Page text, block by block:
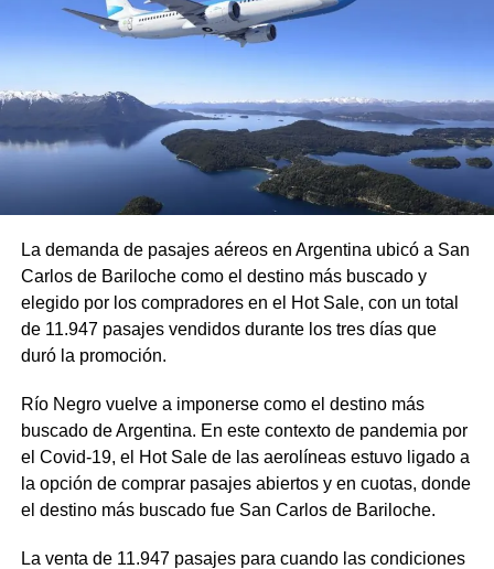
La demanda de pasajes aéreos en Argentina ubicó a San
Carlos de Bariloche como el destino más buscado y
elegido por los compradores en el Hot Sale, con un total
de 11.947 pasajes vendidos durante los tres días que
duró la promoción.
Río Negro vuelve a imponerse como el destino más
buscado de Argentina. En este contexto de pandemia por
el Covid-19, el Hot Sale de las aerolíneas estuvo ligado a
la opción de comprar pasajes abiertos y en cuotas, donde
el destino más buscado fue San Carlos de Bariloche.
La venta de 11.947 pasajes para cuando las condiciones